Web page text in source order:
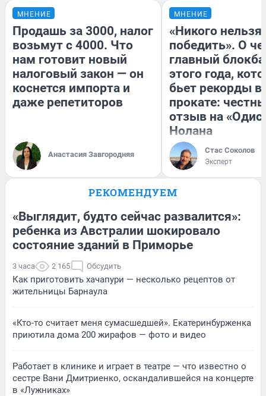
МНЕНИЕ
Продашь за 3000, налог
возьмут с 4000. Что
нам готовит новый
налоговый закон — он
коснется импорта и
даже репетиторов
Анастасия Завгородняя
МНЕНИЕ
«Никого нельзя
победить». О
главный
этого года,
бьет рекорды в
прокате:
отзыв на
Нолана
Стас Соколов
Эксперт
РЕКОМЕНДУЕМ
«Выглядит, будто сейчас развалится»:
ребенка из Австралии шокировало
состояние зданий в Приморье
3 часа 2 165 Обсудить
Как приготовить хачапури — несколько рецептов от
жительницы Барнаула
«Кто-то считает меня сумасшедшей». Екатеринбурженка
приютила дома 200 жирафов — фото и видео
Работает в клинике и играет в театре — что известно о
сестре Вани Дмитриенко, оскандалившейся на концерте
в «Лужниках»